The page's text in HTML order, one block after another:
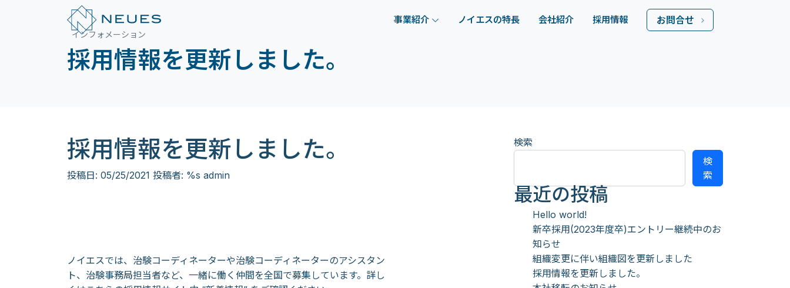
事業紹介 ノイエスの特長 会社紹介 採用情報 お問合せ
インフォメーション
採用情報を更新しました。
採用情報を更新しました。
投稿日: 05/25/2021 投稿者: %s admin
ノイエスでは、治験コーディネーターや治験コーディネーターのアシスタン
ト、治験事務局担当者など、一緒に働く仲間を全国で募集しています。詳し
検索
検
索
最近の投稿
Hello world!
新卒採用(2023年度卒)エントリー継続中のお
知らせ
組織変更に伴い組織図を更新しました
採用情報を更新しました。